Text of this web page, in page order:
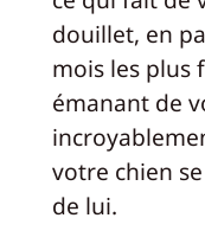
douillet, en
mois les plus
émanant de
votre chien
de lui.